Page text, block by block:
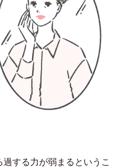
する力が弱まるというこ